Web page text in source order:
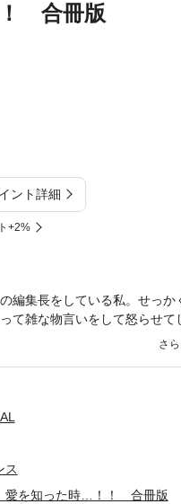
合冊版
ント詳細
+2%
編集長をしている私。せっ
て雑な物言いをして怒らせ
のインタビューのアポイン
タビューを終え帰ろうとす
の? いつも先生が活動的な女
久々に履くハイヒールがど
いる間に足が痛くて我慢で
たり前のように体を求めて来
ス
を知った時…！！ 合冊版